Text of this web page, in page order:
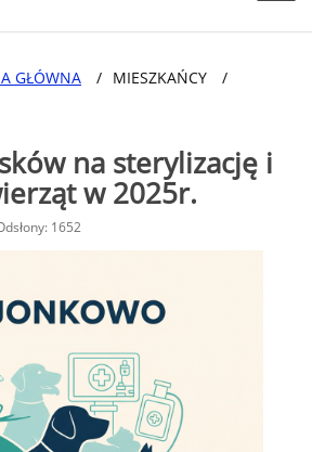
GŁÓWNA / MIESZKAŃCY
/
na sterylizację i
w 2025r.
1652